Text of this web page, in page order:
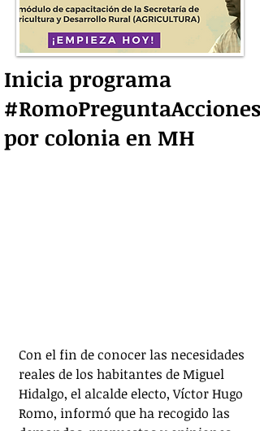
Inicia programa
#RomoPreguntaAcciones
por colonia en MH
Con el fin de conocer las necesidades
reales de los habitantes de Miguel
Hidalgo, el alcalde electo, Víctor Hugo
Romo, informó que ha recogido las